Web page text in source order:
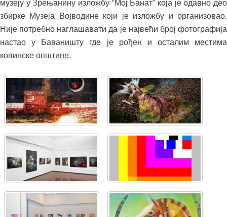
музеју у Зрењанину изложбу “Мој Банат” која је одавно део
збирке Музеја Војводине који је изложбу и организовао.
Није потребно наглашавати да је највећи број фотографија
настао у Баваништу где је рођен и осталим местима
ковинске општине.